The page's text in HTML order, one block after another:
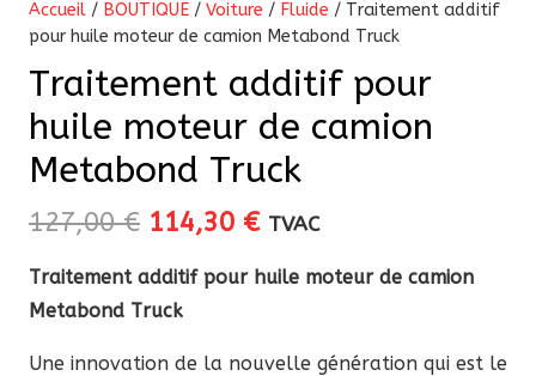
Accueil / BOUTIQUE / Voiture / Fluide / Traitement additif
pour huile moteur de camion Metabond Truck
Traitement additif pour
huile moteur de camion
Metabond Truck
127,00€ Le
initial
était :
127,00 €.
114,30 €Le
actuel
114,30 €.
TVAC
Traitement additif pour huile moteur de camion
Metabond Truck
Une innovation de la nouvelle génération qui est le